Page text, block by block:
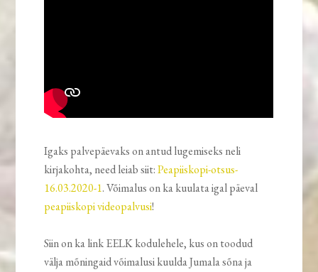
Igaks palvepäevaks on antud lugemiseks neli
kirjakohta, need leiab siit:Peapiiskopi-otsus-
16.03.2020-1. Võimalus on ka kuulata igal päeval
peapiiskopi videopalvusi!
Siin on ka link EELK kodulehele, kus on toodud
välja mõningaid võimalusi kuulda Jumala sõna ja